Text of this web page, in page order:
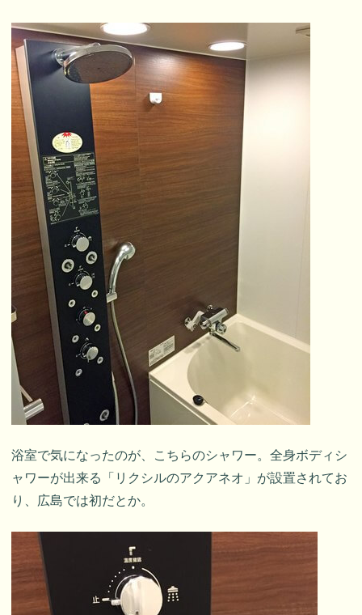
浴室で気になったのが、こちらのシャワー。全身ボディシ
ャワーが出来る「リクシルのアクアネオ」が設置されてお
り、広島では初だとか。